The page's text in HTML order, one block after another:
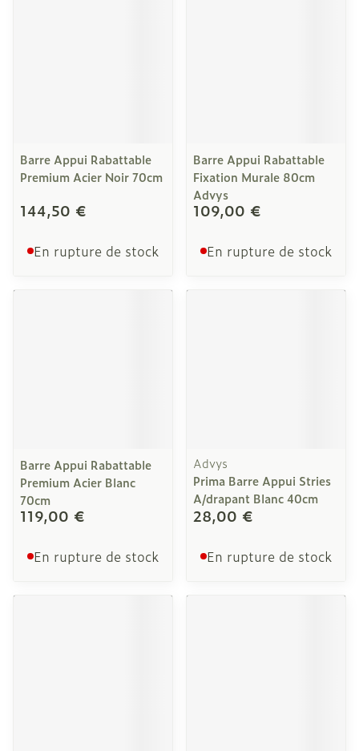
Barre Appui Rabattable
Premium Acier Noir 70cm
144,50 €
En rupture de stock
Barre Appui Rabattable
Fixation Murale 80cm
Advys
109,00 €
En rupture de stock
Barre Appui Rabattable
Premium Acier Blanc
70cm
119,00 €
En rupture de stock
Advys
Prima Barre Appui Stries
A/drapant Blanc 40cm
28,00 €
En rupture de stock